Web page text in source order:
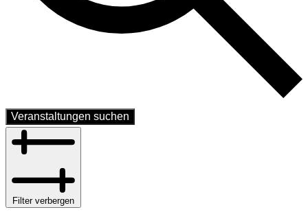
Veranstaltungen suchen
Filter verbergen